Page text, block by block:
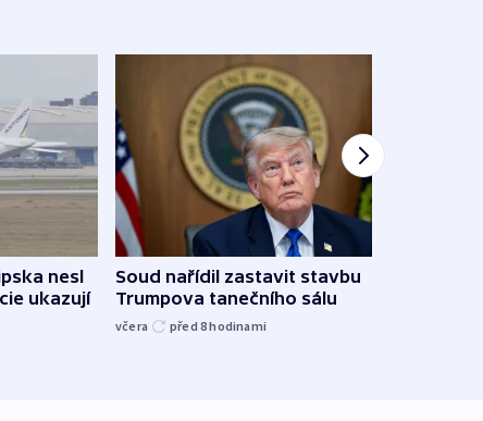
nesl
ukazují
Soud nařídil zastavit stavbu
Trumpova tanečního sálu
včera před 8hodinami